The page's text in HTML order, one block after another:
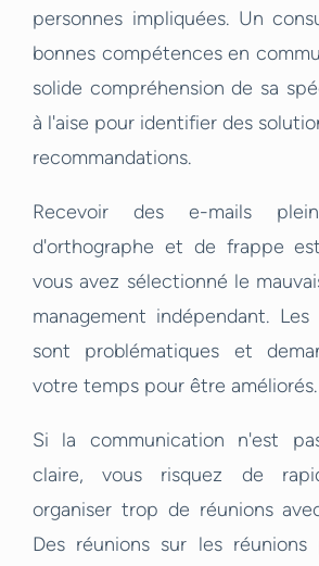
personnes impliquées. Un
bonnes compétences en
solide compréhension de sa
à l'aise pour identifier des
recommandations.
Recevoir des e-mails
d'orthographe et de frappe
vous avez sélectionné le
management indépendant. Les
sont problématiques et
votre temps pour être améliorés.
Si la communication n'est
claire, vous risquez de
organiser trop de réunions
Des réunions sur les réunions